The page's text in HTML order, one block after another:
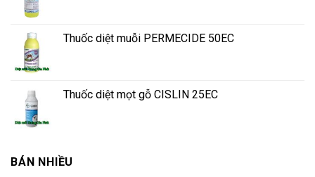
Thuốc diệt muỗi PERMECIDE 50EC
Thuốc diệt mọt gỗ CISLIN 25EC
BÁN NHIỀU